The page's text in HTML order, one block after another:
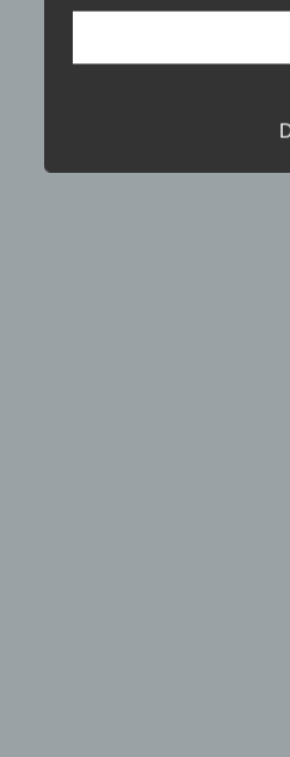
oder keine
gesetzliche
unberührt.
Für Integration und
Cherry Ave., San Bruno,